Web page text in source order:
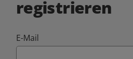
registrieren
E-Mail